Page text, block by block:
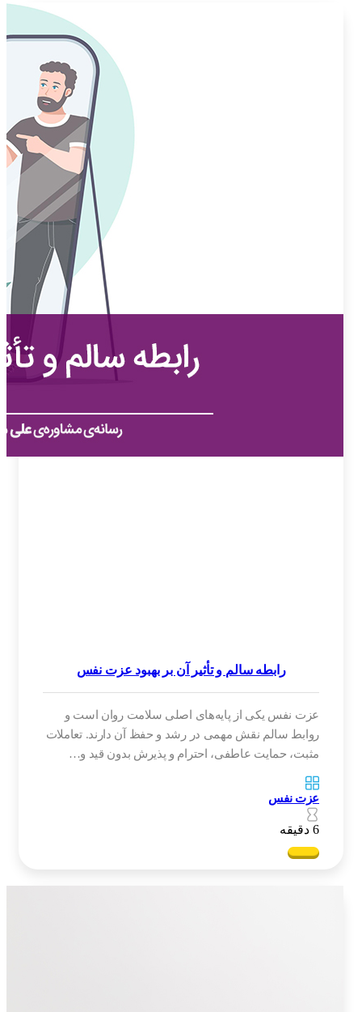
رابطه سالم و تأثیر آن بر بهبود عزت نفس
عزت نفس یکی از پایه‌های اصلی سلامت روان است و
روابط سالم نقش مهمی در رشد و حفظ آن دارند. تعاملات
مثبت، حمایت عاطفی، احترام و پذیرش بدون قید و…
عزت نفس